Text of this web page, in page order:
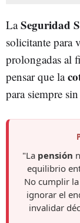
LaSeguridad
solicitante para
prolongadas al
pensar que la
para siempre
"La pensión
equilibrio
No cumplir
ignorar el
invalidar